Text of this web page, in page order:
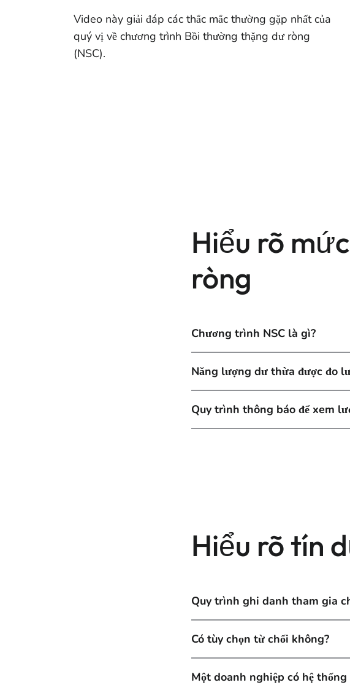
Video này giải đáp các thắc mắc thường gặp nhất của
quý vị về chương trình Bồi thường thặng dư ròng
(NSC).
Hiểu rõ
ròng
Chương trình NSC là gì?
Năng lượng dư thừa được đo
Quy trình thông báo để xem
Hiểu rõ tín
Quy trình ghi danh tham gia
Có tùy chọn từ chối không?
Một doanh nghiệp có hệ